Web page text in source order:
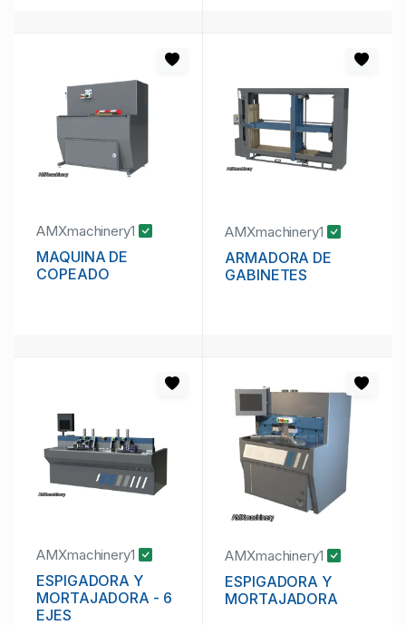
AMXmachinery1
MAQUINA DE
COPEADO
AMXmachinery1
ARMADORA DE
GABINETES
AMXmachinery1
ESPIGADORA Y
MORTAJADORA - 6
EJES
AMXmachinery1
ESPIGADORA Y
MORTAJADORA